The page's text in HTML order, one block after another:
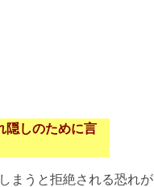
隠しのために言
まうと拒絶される恐れが